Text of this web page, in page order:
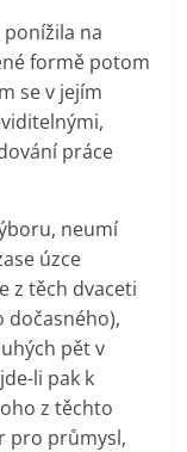
na
formě potom
se v jejím
práce
neumí
úzce
z těch dvaceti
dočasného),
pět v
li pak k
z těchto
pro průmysl,